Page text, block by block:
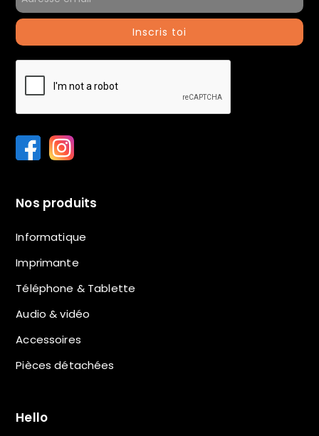
Inscris toi
Nos produits
Informatique
Imprimante
Téléphone & Tablette
Audio & vidéo
Accessoires
Pièces détachées
Hello